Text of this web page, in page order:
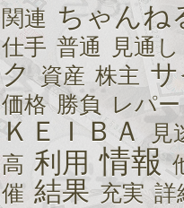
関連 ちゃんね
仕手 普通 見通し
ク 資産 株主
価格 勝負 レパ
ＫＥＩＢＡ
見
高 利用 情報
催 結果 充実 詳